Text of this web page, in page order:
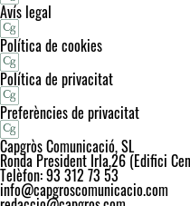
Avís legal
Política de cookies
Política de privacitat
Preferències de privacitat
Capgròs Comunicació, SL
Ronda President Irla,26 (Edifici
Telèfon: 93 312 73 53
info@capgroscomunicacio.com